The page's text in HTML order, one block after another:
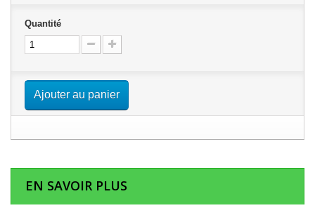
Quantité
Ajouter au panier
EN SAVOIR PLUS